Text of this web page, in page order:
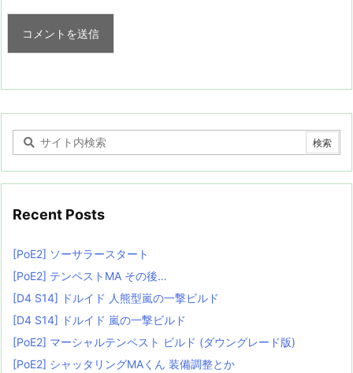
Recent Posts
[PoE2] ソーサラースタート
[PoE2] テンペストMA その後…
[D4 S14] ドルイド 人熊型嵐の一撃ビルド
[D4 S14] ドルイド 嵐の一撃ビルド
[PoE2] マーシャルテンペスト ビルド (ダウングレード版)
[PoE2] シャッタリングMAくん 装備調整とか